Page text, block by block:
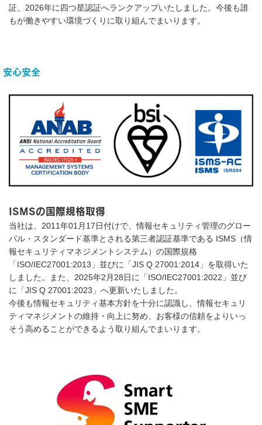
証、2026年に四つ星認証へランクアップいたしました。今後も誰
もが働きやすい環境づくりに取り組んでまいります。
安心安全
ISMSの国際規格取得
当社は、2011年01月17日付けで、情報セキュリティ管理のグロー
バル・スタンダード基準とされる第三者認証基準である ISMS（情
報セキュリティマネジメントシステム）の国際規格
「ISO/IEC27001:2013」並びに「JIS Q 27001:2014」を取得いた
しました。また、2025年2月28日に「ISO/IEC27001:2022」並び
に「JIS Q 27001:2023」へ更新いたしました。
今後も情報セキュリティ基本方針を十分に認識し、情報セキュリ
ティマネジメントの維持・向上に努め、お客様の信頼をよりいっ
そう高めることができるよう取り組んでまいります。